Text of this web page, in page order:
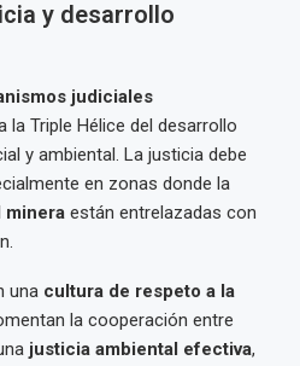
y desarrollo
judiciales
la Triple Hélice del desarrollo
y ambiental. La justicia debe
en zonas donde la
minera están entrelazadas con
una cultura de respeto a la
la cooperación entre
justicia ambiental efectiva,